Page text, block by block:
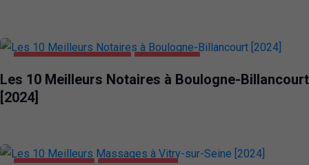
BOULOGNE-BILLANCOURT ENTREPRISES
Les 10 Meilleurs Notaires à Boulogne-Billancourt
[2024]